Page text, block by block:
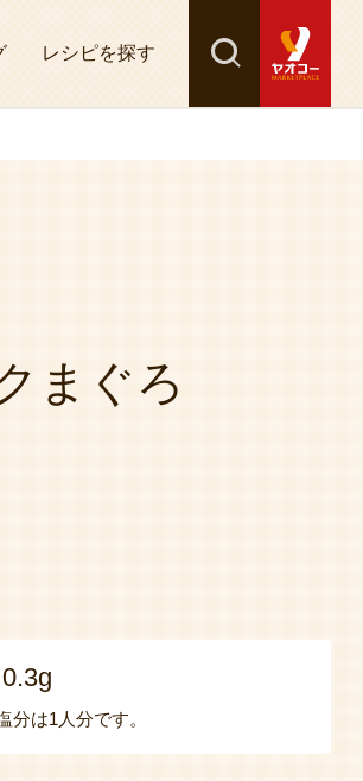
レシピを探す 検索
探す
まぐろ
0.3g
は1人分です。